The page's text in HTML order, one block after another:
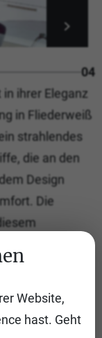
04
ihrer Eleganz
in Fliederweiß
strahlendes
die an den
Design
Die
Ästhetik,
2 cm dicke
der
Licht und
Website,
hast. Geht